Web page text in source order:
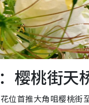
樱桃街天
位首推大角咀樱桃